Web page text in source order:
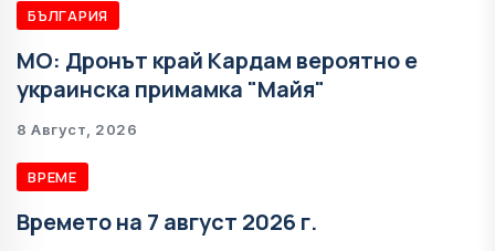
БЪЛГАРИЯ
МО: Дронът край Кардам вероятно е
украинска примамка "Майя"
8 Август, 2026
ВРЕМЕ
Времето на 7 август 2026 г.